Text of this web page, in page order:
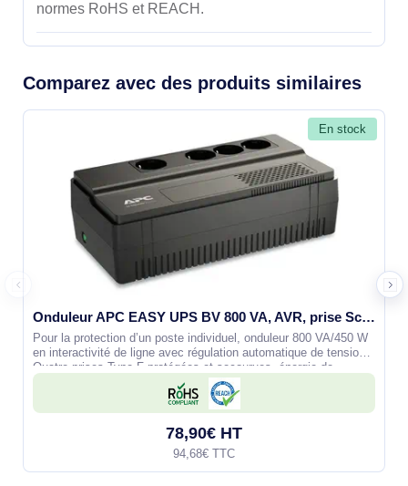
normes RoHS et REACH.
Comparez avec des produits similaires
En stock
Onduleur APC EASY UPS BV 800 VA, AVR, prise Schuko, 230 V - BV800I-GR
Pour la protection d’un poste individuel, onduleur 800 VA/450 W
en interactivité de ligne avec régulation automatique de tension.
Quatre prises Type F protégées et secourues, énergie de
78,90€ HT
94,68€ TTC